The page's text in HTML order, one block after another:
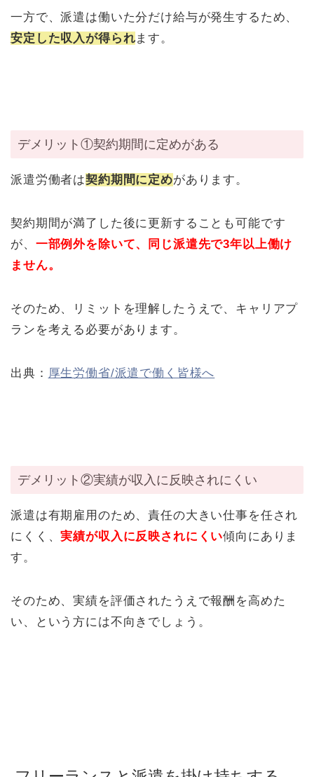
一方で、派遣は働いた分だけ給与が発生するため、
安定した収入が得られます。
デメリット①契約期間に定めがある
派遣労働者は契約期間に定めがあります。
契約期間が満了した後に更新することも可能です
が、 一部例外を除いて、同じ派遣先で3年以上働け
ません。
そのため、リミットを理解したうえで、キャリアプ
ランを考える必要があります。
出典： 厚生労働省/派遣で働く皆様へ
デメリット②実績が収入に反映されにくい
派遣は有期雇用のため、責任の大きい仕事を任され
にくく、実績が収入に反映されにくい傾向にありま
す。
そのため、実績を評価されたうえで報酬を高めた
い、という方には不向きでしょう。